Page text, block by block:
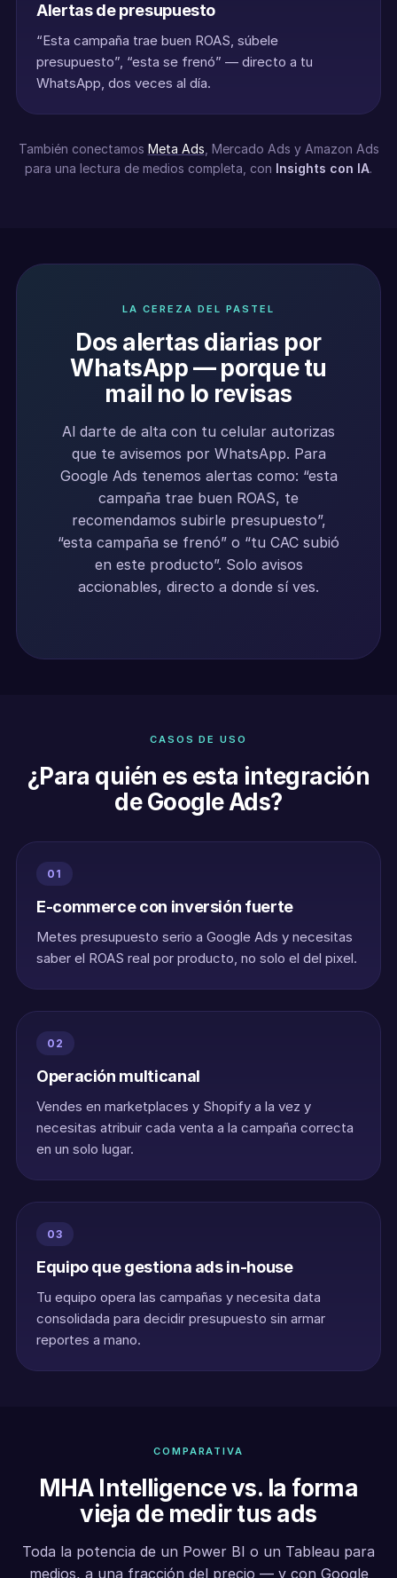
Alertas de presupuesto
“Esta campaña trae buen ROAS, súbele
presupuesto”, “esta se frenó” — directo a tu
WhatsApp, dos veces al día.
También conectamos Meta Ads , Mercado Ads y Amazon Ads
para una lectura de medios completa, con Insights con IA.
LA CEREZA DEL PASTEL
Dos alertas diarias por
WhatsApp — porque tu
mail no lo revisas
Al darte de alta con tu celular autorizas
que te avisemos por WhatsApp. Para
Google Ads tenemos alertas como: “esta
campaña trae buen ROAS, te
recomendamos subirle presupuesto”,
“esta campaña se frenó” o “tu CAC subió
en este producto”. Solo avisos
accionables, directo a donde sí ves.
CASOS DE USO
¿Para quién es esta integración
de Google Ads?
01
E-commerce con inversión fuerte
Metes presupuesto serio a Google Ads y necesitas
saber el ROAS real por producto, no solo el del pixel.
02
Operación multicanal
Vendes en marketplaces y Shopify a la vez y
necesitas atribuir cada venta a la campaña correcta
en un solo lugar.
03
Equipo que gestiona ads in-house
Tu equipo opera las campañas y necesita data
consolidada para decidir presupuesto sin armar
reportes a mano.
COMPARATIVA
MHA Intelligence vs. la forma
vieja de medir tus ads
Toda la potencia de un Power BI o un Tableau para
medios, a una fracción del precio — y con Google